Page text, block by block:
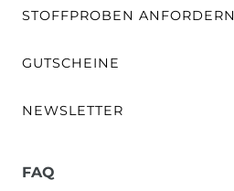
STOFFPROBEN ANFORDERN
GUTSCHEINE
NEWSLETTER
FAQ